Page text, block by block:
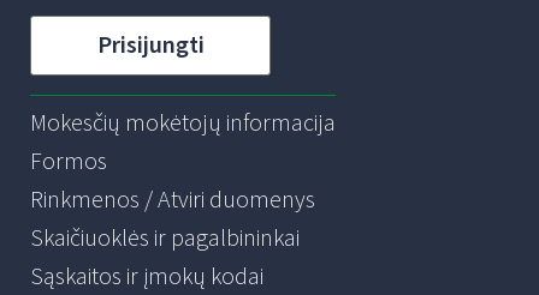
Prisijungti
Mokesčių mokėtojų informacija
Formos
Rinkmenos / Atviri duomenys
Skaičiuoklės ir pagalbininkai
Sąskaitos ir įmokų kodai